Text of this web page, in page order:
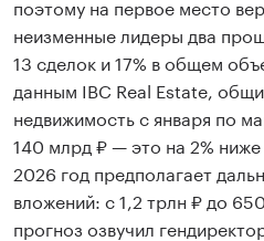
поэтому на первое место
неизменные лидеры два
13 сделок и 17% в общем
данным IBC Real Estate,
недвижимость с января по
140 млрд ₽ — это на 2% ниже
2026 год предполагает
вложений: с 1,2 трлн ₽ до
прогноз озвучил